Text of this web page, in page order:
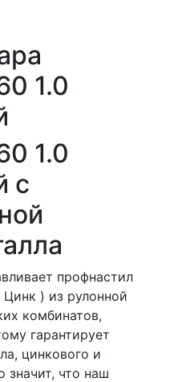
1.0
1.0
с
профнастил
) из рулонной
комбинатов,
гарантирует
цинкового и
значит, что наш